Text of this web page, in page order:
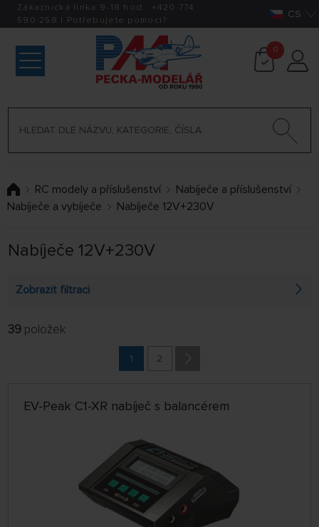
Zákaznická linka 9-18 hod.: +420 774
590 258 | Potřebujete pomoci? CS
0
RC modely a příslušenství
Nabíječe a příslušenství
Nabíječe a vybíječe
Nabíječe 12V+230V
Nabíječe 12V+230V
Zobrazit filtraci
jen skladem
ŘADIT:
NEJPRODÁVANĚJŠÍ
32 NA STRÁNCE
39 položek
1 2
EV-Peak C1-XR nabíječ s balancérem